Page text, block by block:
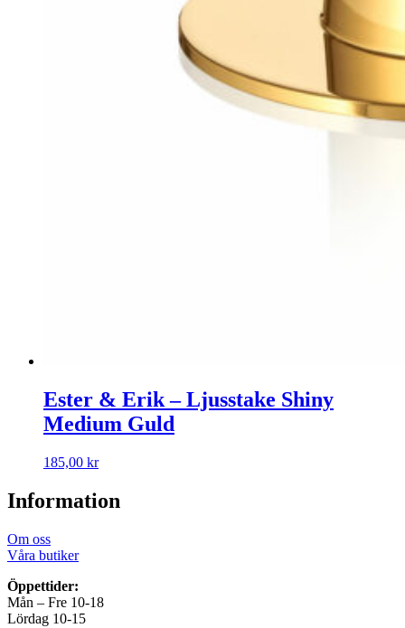
Ester & Erik – Ljusstake Shiny
Medium Guld
185,00 kr
Information
Om oss
Våra butiker
Öppettider:
Mån – Fre 10-18
Lördag 10-15